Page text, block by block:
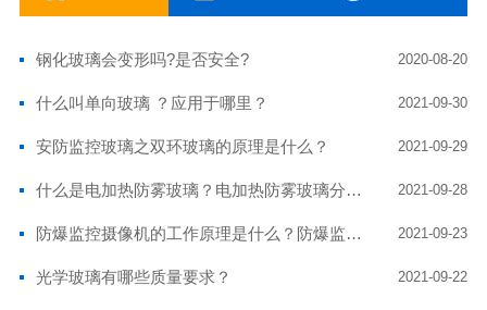
钢化玻璃会变形吗?是否安全? 2020-08-20
什么叫单向玻璃 ？应用于哪里？ 2021-09-30
安防监控玻璃之双环玻璃的原理是什么？ 2021-09-29
什么是电加热防雾玻璃？电加热防雾玻璃分有哪几种？电加热玻璃有什么优点？ 2021-09-28
防爆监控摄像机的工作原理是什么？防爆监控摄像头玻璃耐高温吗？ 2021-09-23
光学玻璃有哪些质量要求？ 2021-09-22